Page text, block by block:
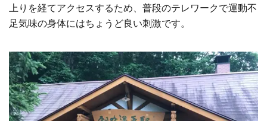
上りを経てアクセスするため、普段のテレワークで運動不
足気味の身体にはちょうど良い刺激です。